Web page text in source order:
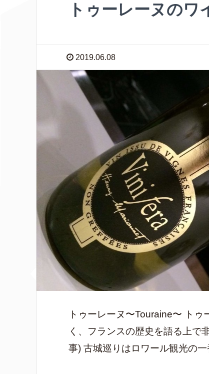
トゥーレーヌのワ
2019.06.08
トゥーレーヌ〜Touraine〜 ト
く、フランスの歴史を語る上で
事) 古城巡りはロワール観光の